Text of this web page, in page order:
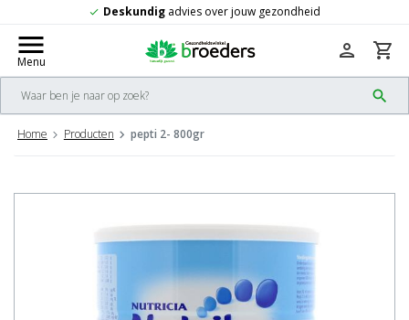
over jouw gezondheid
menu
Menu
search
person shopping_cart
Home Producten pepti 2- 800gr